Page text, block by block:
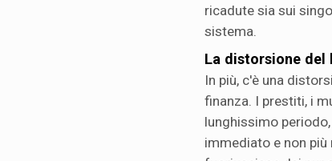
ricadute sia sui
sistema.
La distorsione del
In più, c'è una
finanza. I prestiti, i
lunghissimo
immediato e non più